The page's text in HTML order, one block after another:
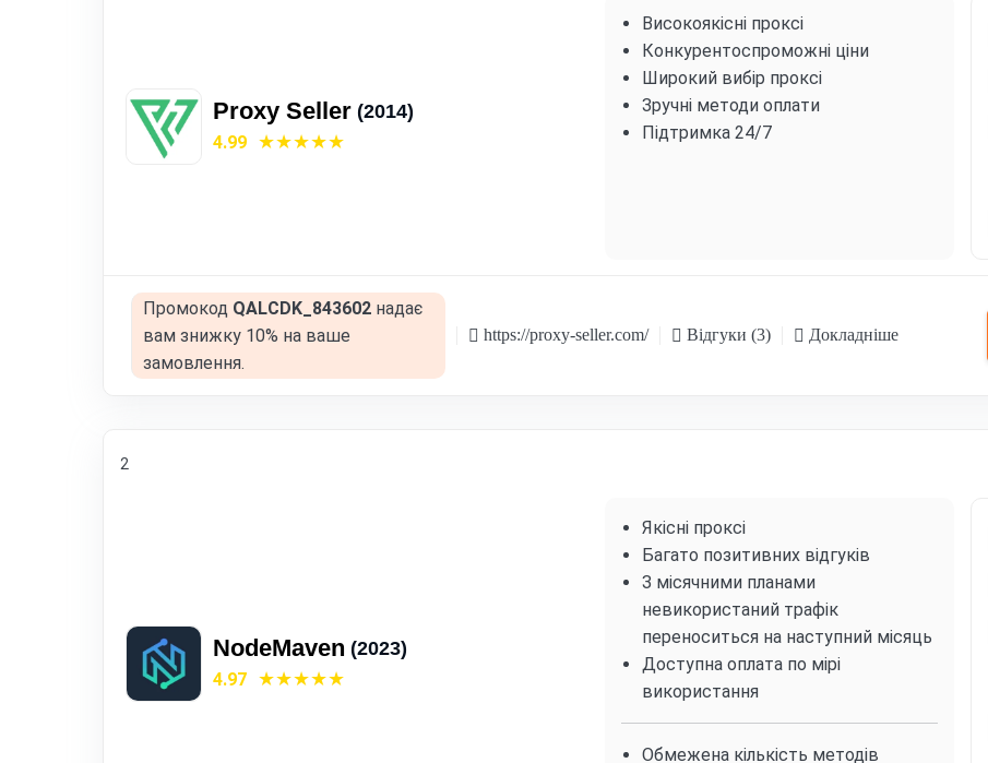
Proxy Seller (2014)
4.99
Високоякісні проксі
Конкурентоспроможні ціни
Широкий вибір проксі
Зручні методи оплати
Підтримка 24/7
Промокод QALCDK_843602 надає
вам знижку 10% на ваше
замовлення.
https://proxy-seller.com/ Відгуки (3) Докладніше
2
NodeMaven (2023)
4.97
Якісні проксі
Багато позитивних відгуків
З місячними планами
невикористаний трафік
переноситься на наступний місяць
Доступна оплата по мірі
використання
Обмежена кількість методів